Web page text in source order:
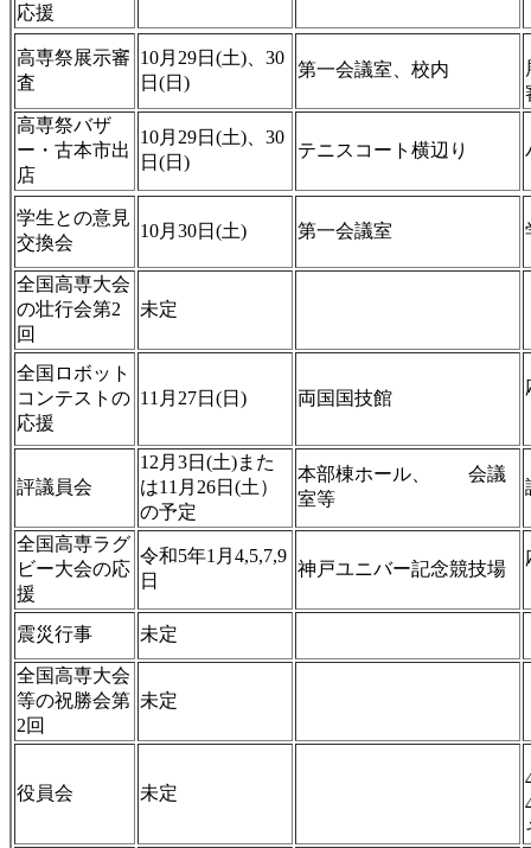
応援
高専祭展示審
査
10月29日(土)、30
日(日)
第一会議室、校内
高専祭バザ
ー・古本市出
店
10月29日(土)、30
日(日)
テニスコート横辺り
学生との意見
交換会
10月30日(土) 第一会議室
全国高専大会
の壮行会第2
回
未定
全国ロボット
コンテストの
応援
11月27日(日) 両国国技館
評議員会
12月3日(土)また
は11月26日(土）
の予定
本部棟ホール、 会議
室等
全国高専ラグ
ビー大会の応
援
令和5年1月4,5,7,9
日
神戸ユニバー記念競技場
震災行事 未定
全国高専大会
等の祝勝会第
2回
未定
役員会 未定